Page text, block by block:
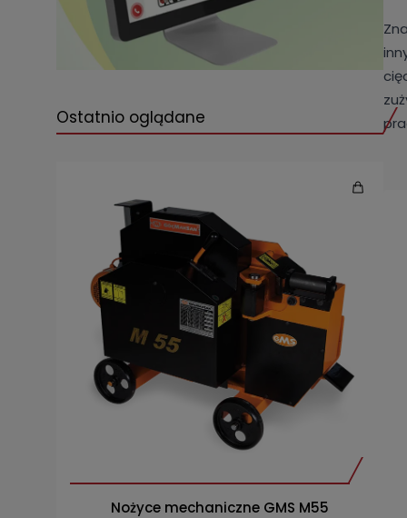
Ostatnio oglądane
Nożyce mechaniczne GMS M55